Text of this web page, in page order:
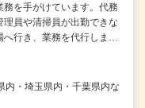
を手がけています。代務
員や清掃員が出勤できな
へ行き、業務を代行しま…
内・埼玉県内・千葉県内な